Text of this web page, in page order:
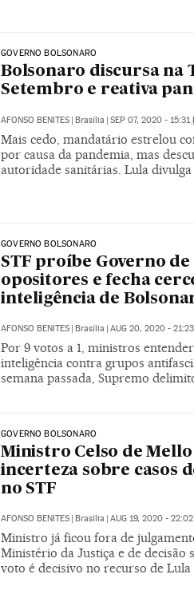
GOVERNO BOLSONARO
Bolsonaro discursa na
Setembro e reativa
AFONSO BENITES Brasília SEP 07, 2020 - 15:31
Mais cedo, mandatário estrelou
por causa da pandemia, mas
autoridade sanitárias. Lula
GOVERNO BOLSONARO
STF proíbe Governo
opositores e fecha
inteligência de
AFONSO BENITES | Brasília | AUG 20, 2020 - 21:23
Por 9 votos a 1, ministros
inteligência contra grupos
semana passada, Supremo
GOVERNO BOLSONARO
Ministro Celso de Mello
incerteza sobre casos
no STF
AFONSO BENITES Brasília AUG 19, 2020 - 22:02
Ministro já ficou fora de
Ministério da Justiça e de decisão
voto é decisivo no recurso de